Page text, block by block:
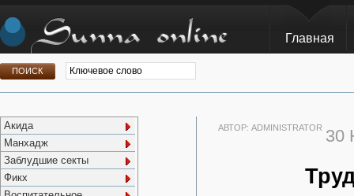
Главная
Акида
Манхадж
Заблудшие секты
Фикх
АВТОР: ADMINISTRATOR 30